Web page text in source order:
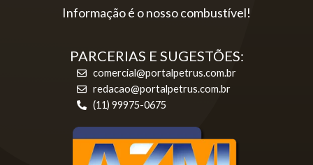
Informação é o nosso combustível!
PARCERIAS E SUGESTÕES:
comercial@portalpetrus.com.br
redacao@portalpetrus.com.br
(11) 99975-0675